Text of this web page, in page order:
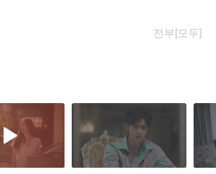
전부[모두]